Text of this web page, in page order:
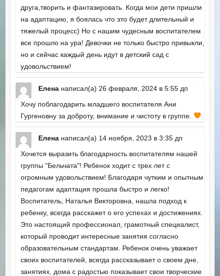
друга,творить и фантазировать. Когда мои дети пришли
на адаптацию, я боялась что это будет длительный и
тяжелый процесс) Но с нашим чудесным воспитателем
все прошло на ура! Девочки не только быстро привыкли,
но и сейчас каждый день идут в детский сад с
удовольствием!
Елена написал(а) 26 февраля, 2024 в 5:55 дп
Хочу поблагодарить младшего воспитателя Ани
Гургеновну за доброту, внимание и чистоту в группе.
Елена написал(а) 14 ноября, 2023 в 3:35 дп
Хочется выразить благодарность воспитателям нашей
группы "Бельчата"! Ребенок ходит с трех лет с
огромным удовольствием! Благодаря чутким и опытным
педагогам адаптация прошла быстро и легко!
Воспитатель, Наталья Викторовна, нашла подход к
ребенку, всегда расскажет о его успехах и достижениях.
Это настоящий профессионал, грамотный специалист,
который проводит интересные занятия согласно
образовательным стандартам. Ребенок очень уважает
своих воспитателей, всегда рассказывает о своем дне,
занятиях, дома с радостью показывает свои творческие